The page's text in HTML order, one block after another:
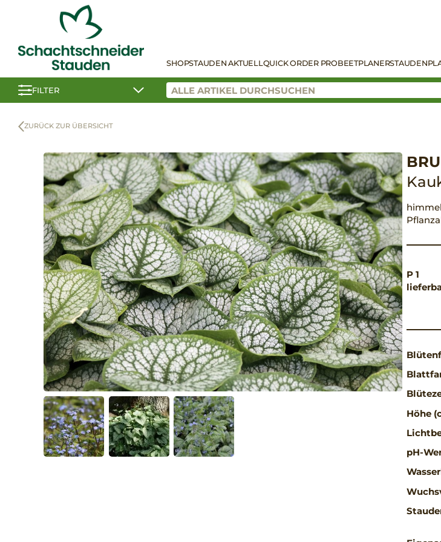
SHOPSTAUDEN AKTUELLQUICK ORDER PROBEETPLANER
FILTER
ZURÜCK ZUR ÜBERSICHT
P 1
Höhe
pH-